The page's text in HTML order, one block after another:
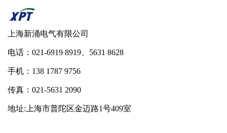
上海新涌电气有限公司
电话：021-6919 8919、5631 8628
手机：138 1787 9756
传真：021-5631 2090
地址:上海市普陀区金迈路1号409室